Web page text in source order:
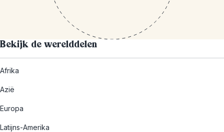
Bekijk de werelddelen
Afrika
Azië
Europa
Latijns-Amerika